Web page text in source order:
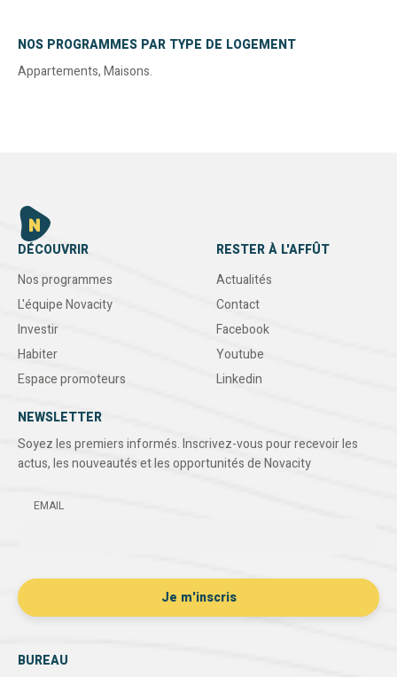
NOS PROGRAMMES PAR TYPE DE LOGEMENT
Appartements,Maisons.
DÉCOUVRIR
Nos programmes
L'équipe Novacity
Investir
Habiter
Espace promoteurs
RESTER À L'AFFÛT
Actualités
Contact
Facebook
Youtube
Linkedin
NEWSLETTER
Soyez les premiers informés. Inscrivez-vous pour recevoir les
actus, les nouveautés et les opportunités de Novacity
EMAIL
BUREAU